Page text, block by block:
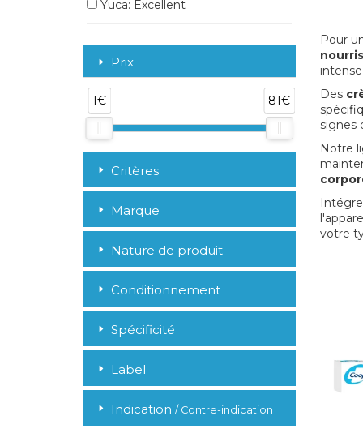
Pour
Des
signes
Notre
votre
Yuca: Excellent
Prix
1€ 81€
Critères
Marque
Nature de produit
Conditionnement
Spécificité
Label
Indication / Contre-indication